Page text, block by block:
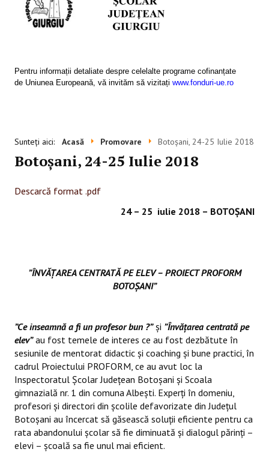
Pentru informații detaliate despre celelalte programe cofinanțate
de Uniunea Europeană, vă invităm să vizitați www.fonduri-ue.ro
Sunteți aici: Acasă Promovare Botoşani, 24-25 Iulie 2018
Botoşani, 24-25 Iulie 2018
Descarcă format .pdf
24 – 25 iulie 2018 – BOTOȘANI
”ÎNVĂȚAREA CENTRATĂ PE ELEV – PROIECT PROFORM
BOTOȘANI”
”Ce inseamnă a fi un profesor bun ?”și ”Învățarea centrată pe
elev”au fost temele de interes ce au fost dezbătute în
sesiunile de mentorat didactic și coaching și bune practici, în
cadrul Proiectului PROFORM, ce au avut loc la
Inspectoratul Școlar Județean Botoșani și Scoala
gimnazială nr. 1 din comuna Albești. Experți în domeniu,
profesori și directori din școlile defavorizate din Județul
Botoșani au încercat să găsească soluții eficiente pentru ca
rata abandonului școlar să fie diminuată și dialogul părinți –
elevi – școală sa fie unul mai eficient.